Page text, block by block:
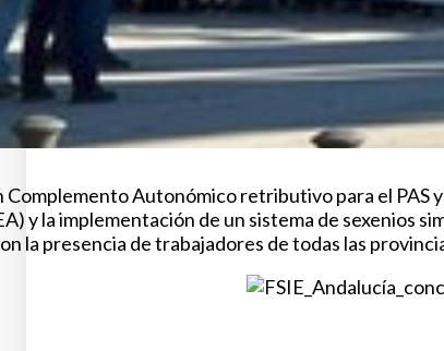
Complemento Autonómico retributivo para el
y la implementación de un sistema de sexenios
la presencia de trabajadores de todas las